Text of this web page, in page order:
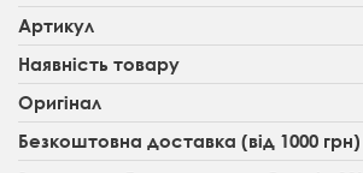
Артикул
Наявність товару
Оригінал
Безкоштовна доставка (від 1000 грн)